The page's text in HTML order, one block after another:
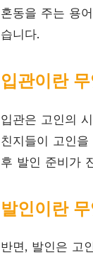
혼동을 주는 용
습니다.
입관이란
입관은 고인의
친지들이 고인
후 발인 준비가
발인이란
반면, 발인은 고